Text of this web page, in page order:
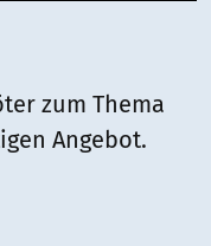
zum Thema
Angebot.